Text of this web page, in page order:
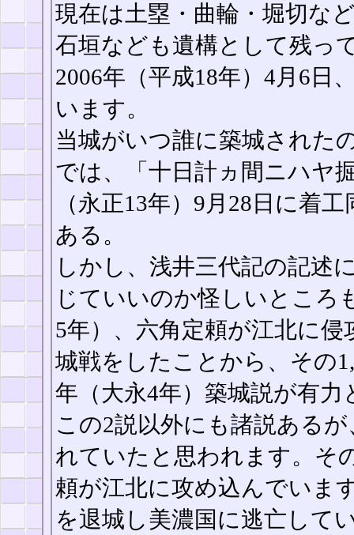
現在は土塁・曲輪・堀切な
石垣なども遺構として残っ
2006年（平成18年）4月6日
います。
当城がいつ誰に築城された
では、「十日計ヵ間ニハヤ
（永正13年）9月28日に着
ある。
しかし、浅井三代記の記述
じていいのか怪しいところ
5年）、六角定頼が江北に
城戦をしたことから、その
年（大永4年）築城説が有
この2説以外にも諸説ある
れていたと思われます。そ
頼が江北に攻め込んでいま
を退城し美濃国に逃亡して